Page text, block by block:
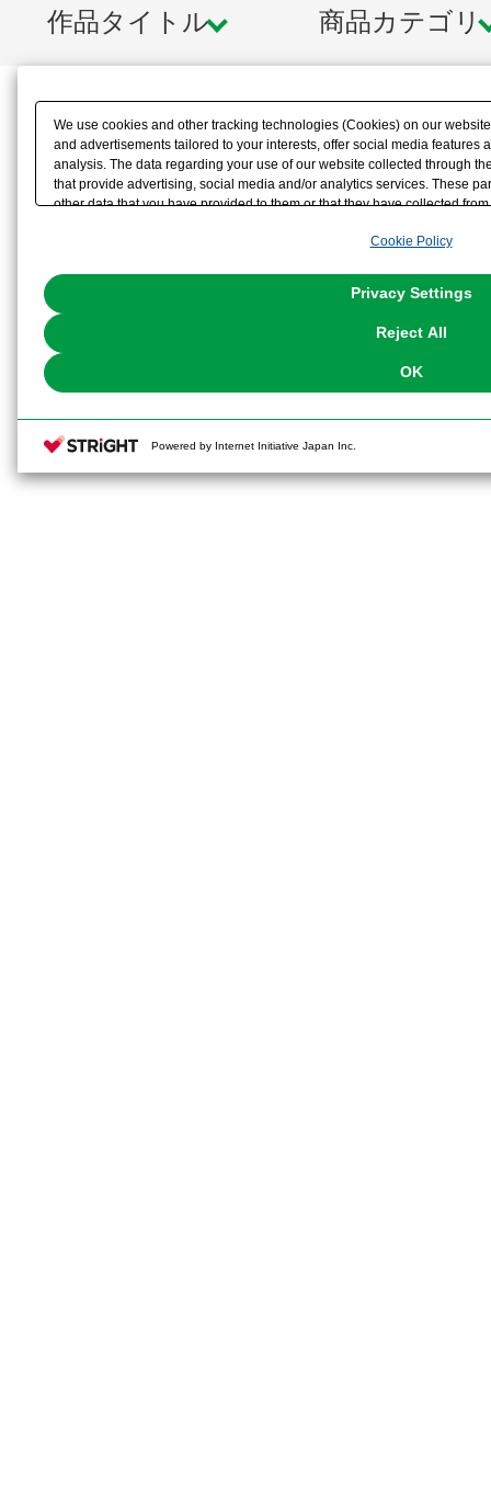
作品タイトル 商品カテゴリ
We use cookies and other tracking technologies (Cookies) on our
and advertisements tailored to your interests, offer social media features
analysis. The data regarding your use of our website collected through
that provide advertising, social media and/or analytics services. These
other data that you have provided to them or that they have collected
the use of all Cookies except for Strictly Necessary Cookies, please
You can change your consent or rejection settings at any time via
Cookie Policy
Privacy Settings
Reject All
OK
Powered by Internet Initiative Japan Inc.